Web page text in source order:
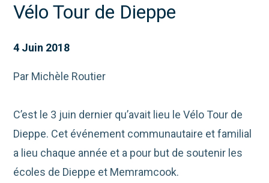
Vélo Tour de Dieppe
4 Juin 2018
Par Michèle Routier
C’est le 3 juin dernier qu’avait lieu le Vélo Tour de
Dieppe. Cet événement communautaire et familial
a lieu chaque année et a pour but de soutenir les
écoles de Dieppe et Memramcook.